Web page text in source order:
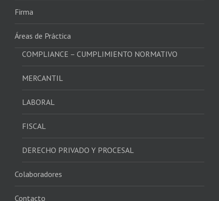
Firma
Áreas de Práctica
COMPLIANCE – CUMPLIMIENTO NORMATIVO
MERCANTIL
LABORAL
FISCAL
DERECHO PRIVADO Y PROCESAL
Colaboradores
Contacto